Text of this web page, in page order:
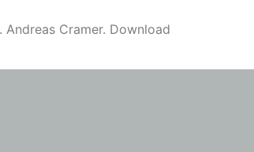
Cramer. Download